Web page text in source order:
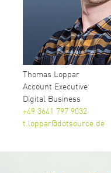
Thomas Loppar
Account Executive
Digital Business
+49 3641 797 9032
t.loppar@dotsource.de